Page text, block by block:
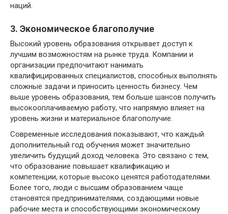
наций.
3. Экономическое благополучие
Высокий уровень образования открывает доступ к
лучшим возможностям на рынке труда. Компании и
организации предпочитают нанимать
квалифицированных специалистов, способных выполнять
сложные задачи и приносить ценность бизнесу. Чем
выше уровень образования, тем больше шансов получить
высокооплачиваемую работу, что напрямую влияет на
уровень жизни и материальное благополучие.
Современные исследования показывают, что каждый
дополнительный год обучения может значительно
увеличить будущий доход человека. Это связано с тем,
что образование повышает квалификацию и
компетенции, которые высоко ценятся работодателями.
Более того, люди с высшим образованием чаще
становятся предпринимателями, создающими новые
рабочие места и способствующими экономическому